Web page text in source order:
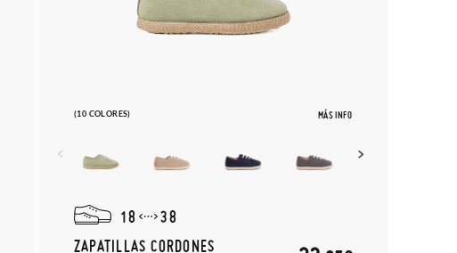
(10 COLORES) MÁS INFO
18
38
ZAPATILLAS CORDONES